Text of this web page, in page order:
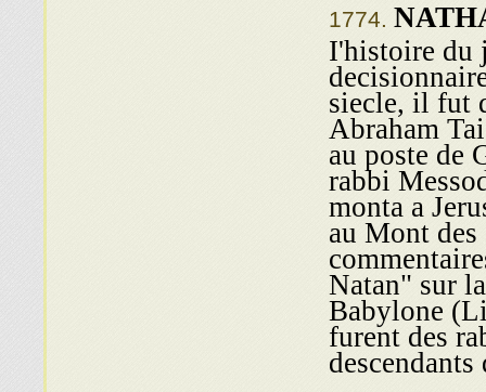
I'histoire du
siecle, il fut
Abraham
au poste de
rabbi
monta a
au Mont
Natan" sur
Babylone
furent des